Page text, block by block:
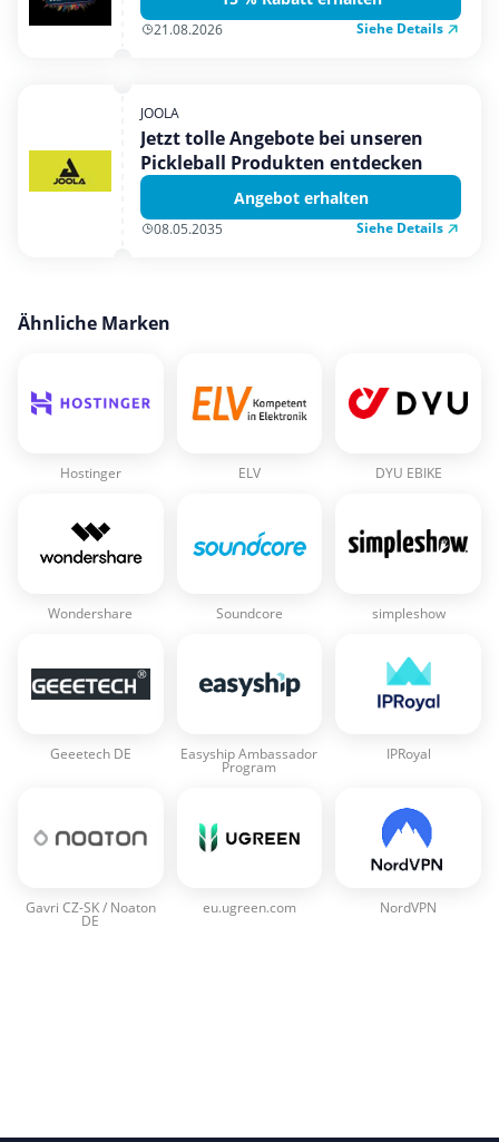
21.08.2026 Siehe Details
JOOLA
Jetzt tolle Angebote bei unseren
Pickleball Produkten entdecken
Angebot erhalten
08.05.2035 Siehe Details
Ähnliche Marken
Hostinger ELV DYU EBIKE
Wondershare Soundcore simpleshow
Geeetech DE Easyship Ambassador
Program
IPRoyal
Gavri CZ-SK / Noaton
DE
eu.ugreen.com NordVPN